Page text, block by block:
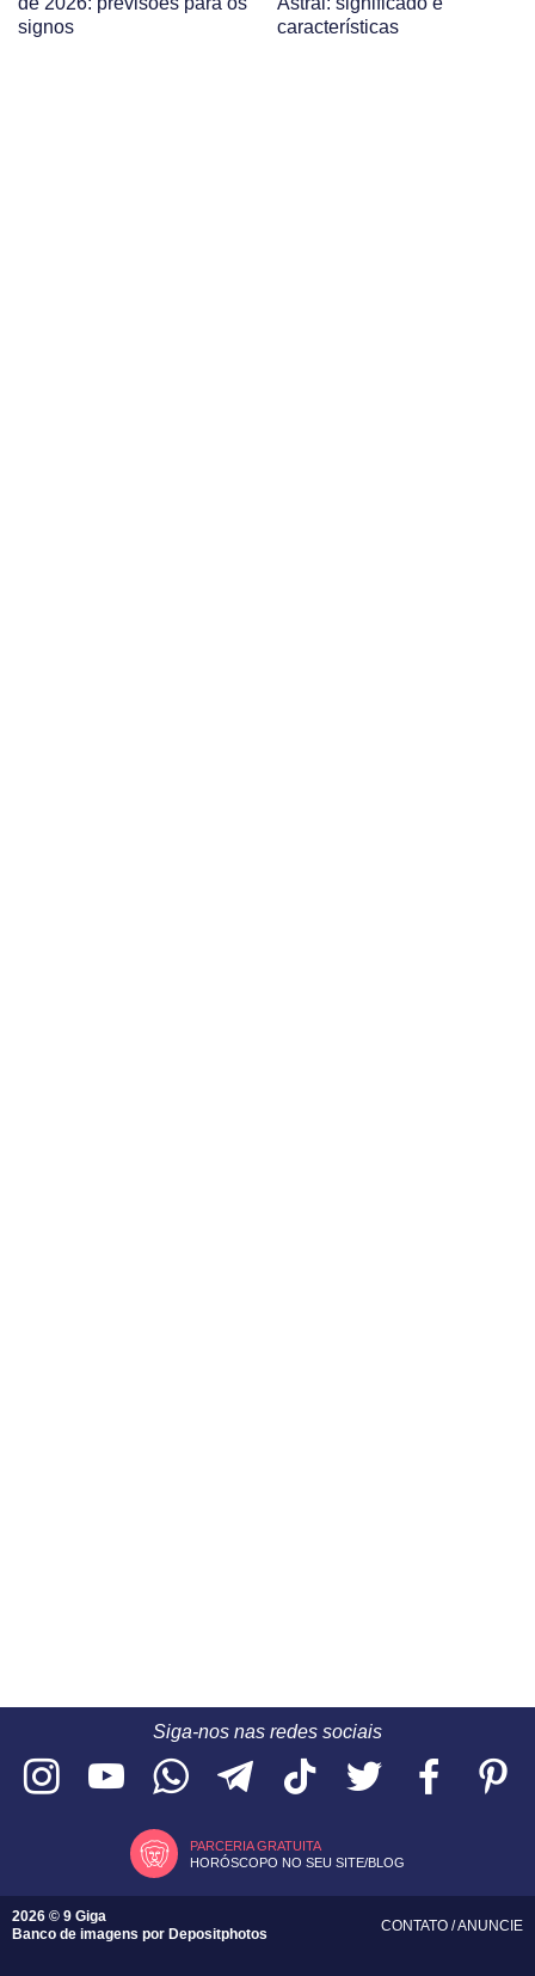
signos
características
Siga-nos nas redes sociais
PARCERIA GRATUITA
HORÓSCOPO NO SEU SITE/BLOG
2026 © 9 Giga
Banco de imagens por Depositphotos
CONTATO /ANUNCIE